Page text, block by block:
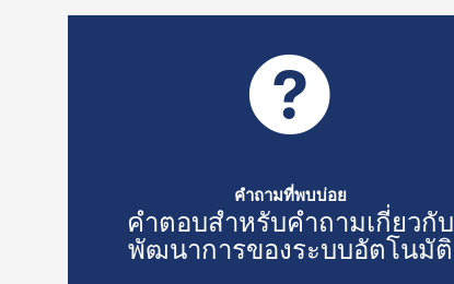
คำถามที่พบบ่อย
คำตอบสำหรับคำถามเกี่ยวกับ
พัฒนาการของระบบอัตโนมัติ